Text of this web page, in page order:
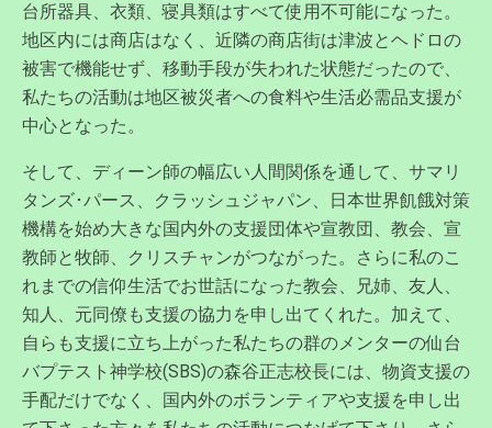
台所器具、衣類、寝具類はすべて使用不可能になった。
地区内には商店はなく、近隣の商店街は津波とヘドロの
被害で機能せず、移動手段が失われた状態だったので、
私たちの活動は地区被災者への食料や生活必需品支援が
中心となった。
そして、ディーン師の幅広い人間関係を通して、サマリ
タンズ･パース、クラッシュジャパン、日本世界飢餓対策
機構を始め大きな国内外の支援団体や宣教団、教会、宣
教師と牧師、クリスチャンがつながった。さらに私のこ
れまでの信仰生活でお世話になった教会、兄姉、友人、
知人、元同僚も支援の協力を申し出てくれた。加えて、
自らも支援に立ち上がった私たちの群のメンターの仙台
バプテスト神学校(SBS)の森谷正志校長には、物資支援の
手配だけでなく、国内外のボランティアや支援を申し出